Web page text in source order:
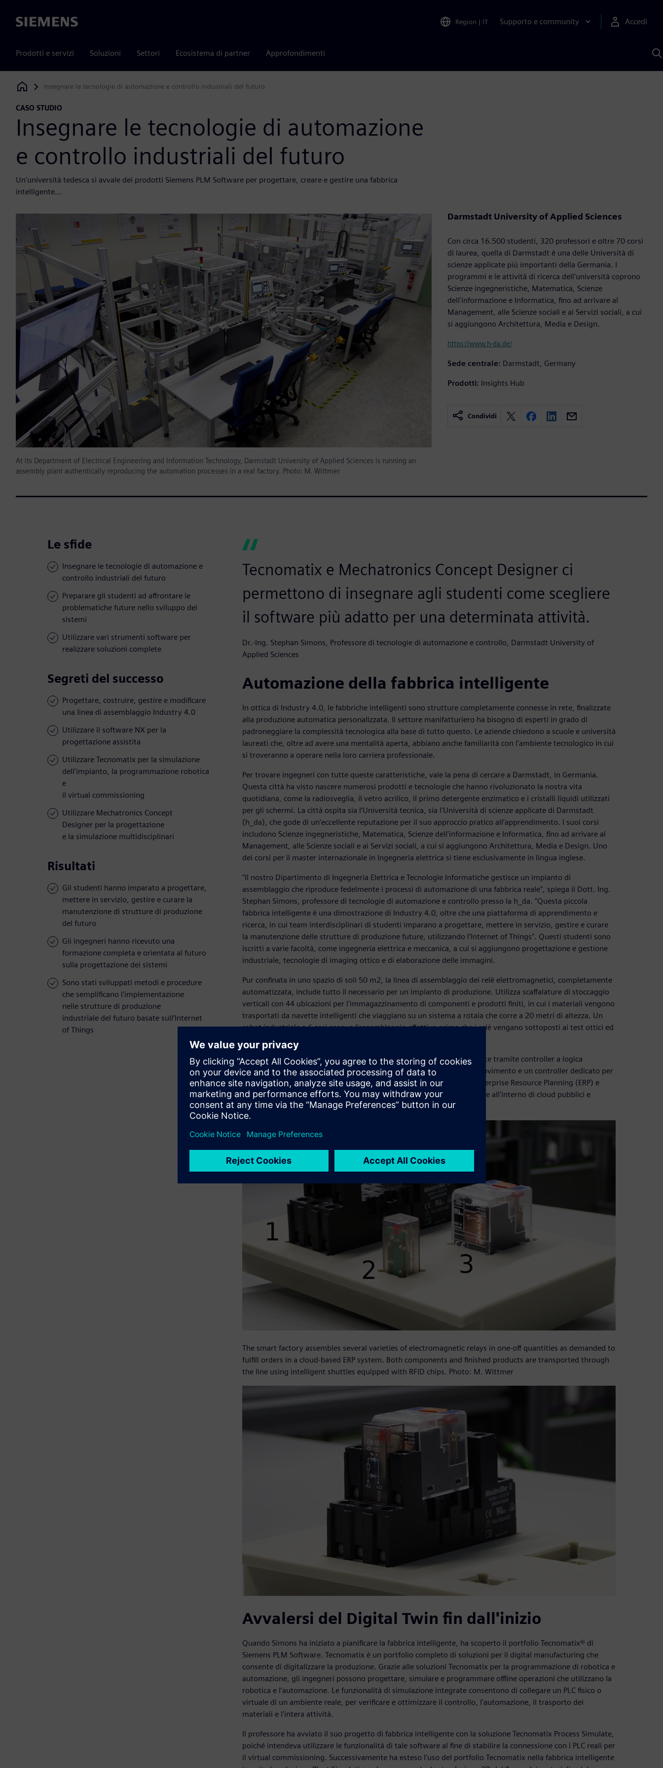
Siemens Region | IT Supporto e community Accedi
Prodotti e servizi Soluzioni Settori Ecosistema di partner Approfondimenti
Siemens Digital Industries Software
Insegnare le tecnologie di automazione e controllo industriali del futuro
CASO STUDIO
Insegnare le tecnologie di automazione
e controllo industriali del futuro
Un'università tedesca si avvale dei prodotti Siemens PLM Software per progettare, creare e gestire una fabbrica
intelligente...
At its Department of Electrical Engineering and Information Technology, Darmstadt University of Applied Sciences is running an
assembly plant authentically reproducing the automation processes in a real factory. Photo: M. Wittmer
Darmstadt University of Applied Sciences
Con circa 16.500 studenti, 320 professori e oltre 70 corsi
di laurea, quella di Darmstadt è una delle Università di
scienze applicate più importanti della Germania. I
programmi e le attività di ricerca dell'università coprono
Scienze ingegneristiche, Matematica, Scienze
dell'informazione e Informatica, fino ad arrivare al
Management, alle Scienze sociali e ai Servizi sociali, a cui
si aggiungono Architettura, Media e Design.
https://www.h-da.de/
Sede centrale: Darmstadt, Germany
Prodotti: Insights Hub
Condividi
Le sfide
Insegnare le tecnologie di automazione e
controllo industriali del futuro
Preparare gli studenti ad affrontare le
problematiche future nello sviluppo dei
sistemi
Utilizzare vari strumenti software per
realizzare soluzioni complete
Segreti del successo
Progettare, costruire, gestire e modificare
una linea di assemblaggio Industry 4.0
Utilizzare il software NX per la
progettazione assistita
Utilizzare Tecnomatix per la simulazione
dell'impianto, la programmazione robotica
e
il virtual commissioning
Utilizzare Mechatronics Concept
Designer per la progettazione
e la simulazione multidisciplinari
Risultati
Gli studenti hanno imparato a progettare,
mettere in servizio, gestire e curare la
manutenzione di strutture di produzione
del futuro
Gli ingegneri hanno ricevuto una
formazione completa e orientata al futuro
sulla progettazione dei sistemi
Sono stati sviluppati metodi e procedure
che semplificano l'implementazione
nelle strutture di produzione
industriale del futuro basate sull’Internet
of Things
Tecnomatix e Mechatronics Concept Designer ci
permettono di insegnare agli studenti come scegliere
il software più adatto per una determinata attività.
Dr.-Ing. Stephan Simons, Professore di tecnologie di automazione e controllo, Darmstadt University of
Applied Sciences
Automazione della fabbrica intelligente
In ottica di Industry 4.0, le fabbriche intelligenti sono strutture completamente connesse in rete, finalizzate
alla produzione automatica personalizzata. Il settore manifatturiero ha bisogno di esperti in grado di
padroneggiare la complessità tecnologica alla base di tutto questo. Le aziende chiedono a scuole e università
laureati che, oltre ad avere una mentalità aperta, abbiano anche familiarità con l'ambiente tecnologico in cui
si troveranno a operare nella loro carriera professionale.
Per trovare ingegneri con tutte queste caratteristiche, vale la pena di cercare a Darmstadt, in Germania.
Questa città ha visto nascere numerosi prodotti e tecnologie che hanno rivoluzionato la nostra vita
quotidiana, come la radiosveglia, il vetro acrilico, il primo detergente enzimatico e i cristalli liquidi utilizzati
per gli schermi. La città ospita sia l’Università tecnica, sia l'Università di scienze applicate di Darmstadt
(h_da), che gode di un'eccellente reputazione per il suo approccio pratico all’apprendimento. I suoi corsi
includono Scienze ingegneristiche, Matematica, Scienze dell'informazione e Informatica, fino ad arrivare al
Management, alle Scienze sociali e ai Servizi sociali, a cui si aggiungono Architettura, Media e Design. Uno
dei corsi per il master internazionale in Ingegneria elettrica si tiene esclusivamente in lingua inglese.
"Il nostro Dipartimento di Ingegneria Elettrica e Tecnologie Informatiche gestisce un impianto di
assemblaggio che riproduce fedelmente i processi di automazione di una fabbrica reale", spiega il Dott. Ing.
Stephan Simons, professore di tecnologie di automazione e controllo presso la h_da. "Questa piccola
fabbrica intelligente è una dimostrazione di Industry 4.0, oltre che una piattaforma di apprendimento e
ricerca, in cui team interdisciplinari di studenti imparano a progettare, mettere in servizio, gestire e curare
la manutenzione delle strutture di produzione future, utilizzando l’Internet of Things". Questi studenti sono
iscritti a varie facoltà, come ingegneria elettrica e meccanica, a cui si aggiungono progettazione e gestione
industriale, tecnologie di imaging ottico e di elaborazione delle immagini.
Pur confinata in uno spazio di soli 50 m2, la linea di assemblaggio dei relè elettromagnetici, completamente
automatizzata, include tutto il necessario per un impianto di produzione. Utilizza scaffalature di stoccaggio
verticali con 44 ubicazioni per l'immagazzinamento di componenti e prodotti finiti, in cui i materiali vengono
trasportati da navette intelligenti che viaggiano su un sistema a rotaia che corre a 20 metri di altezza. Un
robot industriale a 6 assi esegue l'assemblaggio effettivo prima che i relè vengano sottoposti ai test ottici ed
elettrici automatici, oltre che alla pesatura per l'ispezione finale.
Le varie aree funzionali dell'impianto vengono controllate singolarmente tramite controller a logica
programmabile (PLC, Programmable Logic Controller), controller di movimento e un controller dedicato per
i robot. Utilizzando il protocollo OPC UA, comunicano con i sistemi Enterprise Resource Planning (ERP) e
Manufacturing Execution (MES) dell'università, che si trovano fuori sede all'interno di cloud pubblici e
privati.
The smart factory assembles several varieties of electromagnetic relays in one-off quantities as demanded to
fulfill orders in a cloud-based ERP system. Both components and finished products are transported through
the line using intelligent shuttles equipped with RFID chips. Photo: M. Wittmer
Avvalersi del Digital Twin fin dall'inizio
Quando Simons ha iniziato a pianificare la fabbrica intelligente, ha scoperto il portfolio Tecnomatix® di
Siemens PLM Software. Tecnomatix è un portfolio completo di soluzioni per il digital manufacturing che
consente di digitalizzare la produzione. Grazie alle soluzioni Tecnomatix per la programmazione di robotica e
automazione, gli ingegneri possono progettare, simulare e programmare offline operazioni che utilizzano la
robotica e l'automazione. Le funzionalità di simulazione integrate consentono di collegare un PLC fisico o
virtuale di un ambiente reale, per verificare e ottimizzare il controllo, l'automazione, il trasporto dei
materiali e l'intera attività.
Il professore ha avviato il suo progetto di fabbrica intelligente con la soluzione Tecnomatix Process Simulate,
poiché intendeva utilizzare le funzionalità di tale software al fine di stabilire la connessione con i PLC reali per
il virtual commissioning. Successivamente ha esteso l'uso del portfolio Tecnomatix nella fabbrica intelligente